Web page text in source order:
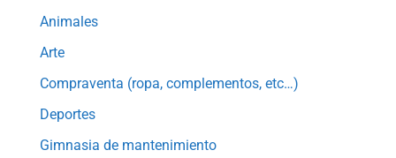
Animales
Arte
Compraventa (ropa, complementos, etc…)
Deportes
Gimnasia de mantenimiento